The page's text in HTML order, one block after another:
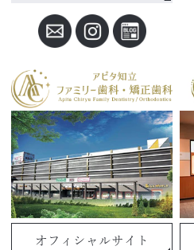
オフィシャルサイト